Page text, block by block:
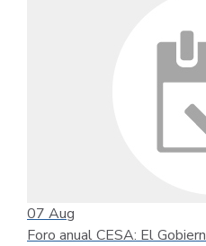
07 Aug
Foro anual CESA: El